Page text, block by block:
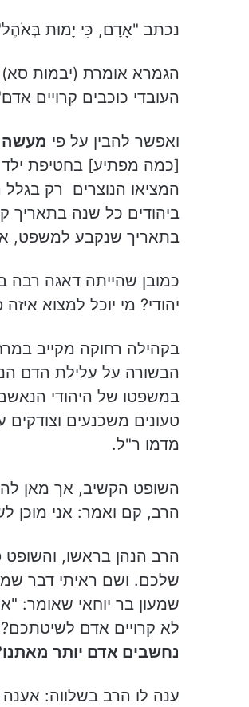
נכתב "אָדָם, כִּי יָמוּת
הגמרא אומרת (יבמות
העובדי כוכבים קרויים
ואפשר להבין על פי מעשה
[כמה מפתיע] בחטיפת ילד
המציאו הנוצרים רק
ביהודים כל שנה בתאריך
בתאריך שנקבע למשפט,
כמובן שהייתה דאגה רבה
יהודי? מי יוכל למצוא
בקהילה רחוקה מקייב
הבשורה על עלילת הדם
במשפטו של היהודי
טעונים משכנעים וצודקים
מדמו ר"ל.
השופט הקשיב, אך מאן
הרב, קם ואמר: אני
הרב הנהן בראשו, והשופט
שלכם. ושם ראיתי דבר
שמעון בר יוחאי שאומר:
לא קרויים אדם
נחשבים אדם יותר
ענה לו הרב בשלווה: